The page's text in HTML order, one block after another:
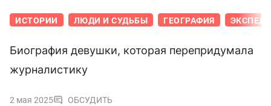
ИСТОРИИ ЛЮДИ И СУДЬБЫ ГЕОГРАФИЯ
Биография девушки, которая перепридумала
журналистику
2 мая 2025 ОБСУДИТЬ